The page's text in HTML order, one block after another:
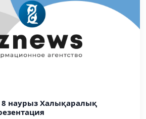
наурыз Халықаралық